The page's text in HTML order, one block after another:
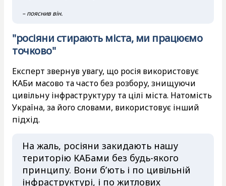
– пояснив він.
"росіяни стирають міста, ми працюємо
точково"
Експерт звернув увагу, що росія використовує
КАБи масово та часто без розбору, знищуючи
цивільну інфраструктуру та цілі міста. Натомість
Україна, за його словами, використовує інший
підхід.
На жаль, росіяни закидають нашу
територію КАБами без будь-якого
принципу. Вони б’ють і по цивільній
інфраструктурі, і по житлових